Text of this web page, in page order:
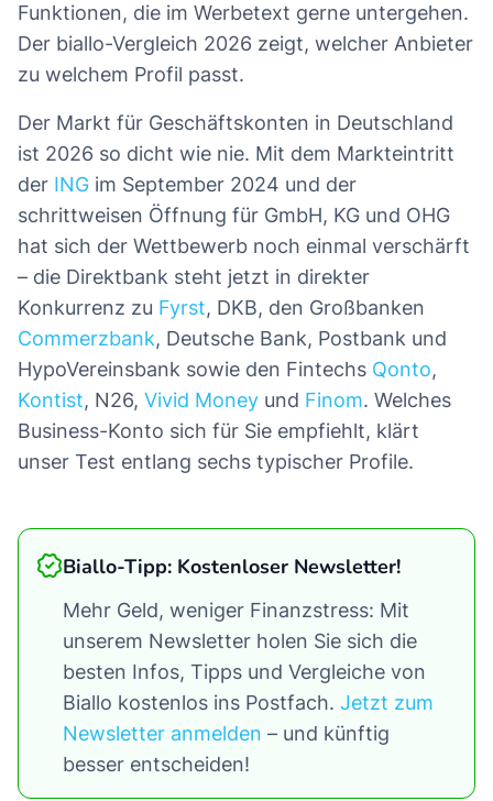
Funktionen, die im Werbetext gerne untergehen.
Der biallo-Vergleich 2026 zeigt, welcher Anbieter
zu welchem Profil passt.
Der Markt für Geschäftskonten in Deutschland
ist 2026 so dicht wie nie. Mit dem Markteintritt
der ING im September 2024 und der
schrittweisen Öffnung für GmbH, KG und OHG
hat sich der Wettbewerb noch einmal verschärft
– die Direktbank steht jetzt in direkter
Konkurrenz zu Fyrst, DKB, den Großbanken
Commerzbank, Deutsche Bank, Postbank und
HypoVereinsbank sowie den Fintechs Qonto,
Kontist, N26, Vivid Money und Finom. Welches
Business-Konto sich für Sie empfiehlt, klärt
unser Test entlang sechs typischer Profile.
Biallo-Tipp: Kostenloser Newsletter!
Mehr Geld, weniger Finanzstress: Mit
unserem Newsletter holen Sie sich die
besten Infos, Tipps und Vergleiche von
Biallo kostenlos ins Postfach. Jetzt zum
Newsletter anmelden – und künftig
besser entscheiden!